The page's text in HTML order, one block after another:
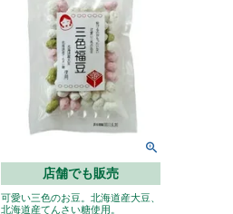
店舗でも販売
可愛い三色のお豆。北海道産大豆、
北海道産てんさい糖使用。